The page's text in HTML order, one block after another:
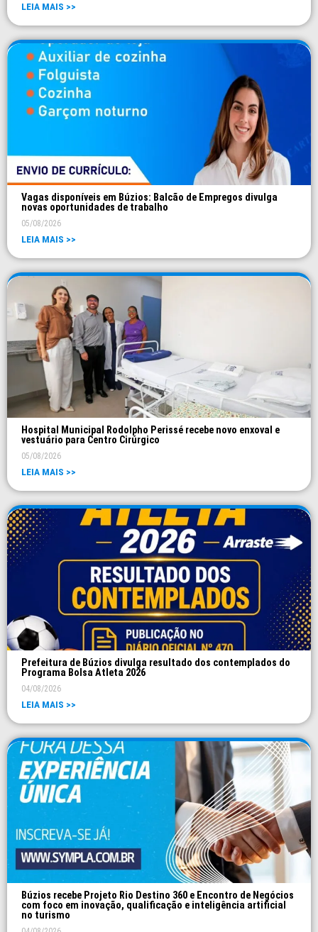
LEIA MAIS >>
Vagas disponíveis em Búzios: Balcão de Empregos divulga
novas oportunidades de trabalho
05/08/2026
LEIA MAIS >>
Hospital Municipal Rodolpho Perissé recebe novo enxoval e
vestuário para Centro Cirúrgico
05/08/2026
LEIA MAIS >>
Prefeitura de Búzios divulga resultado dos contemplados do
Programa Bolsa Atleta 2026
04/08/2026
LEIA MAIS >>
Búzios recebe Projeto Rio Destino 360 e Encontro de Negócios
com foco em inovação, qualificação e inteligência artificial
no turismo